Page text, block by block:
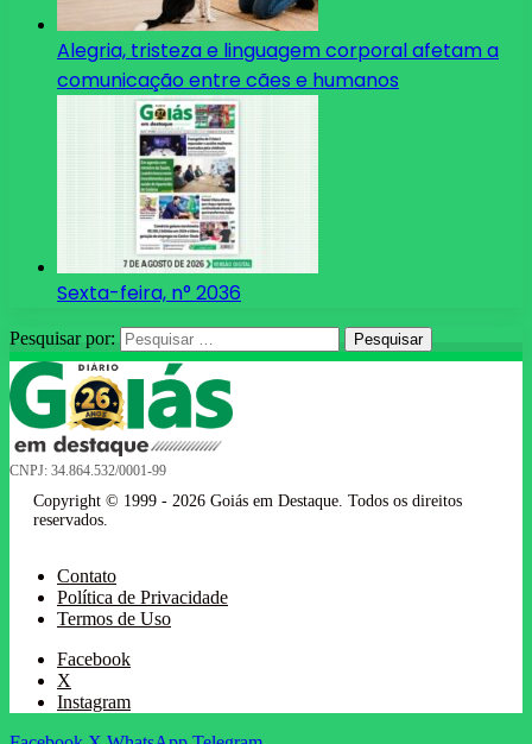
Alegria, tristeza e linguagem corporal afetam a
comunicação entre cães e humanos
Sexta-feira, n° 2036
Pesquisar por:
CNPJ: 34.864.532/0001-99
Copyright © 1999 - 2026 Goiás em Destaque. Todos os direitos
reservados.
Contato
Política de Privacidade
Termos de Uso
Facebook
X
Instagram